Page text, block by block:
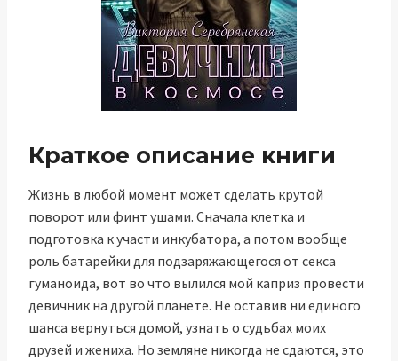
Краткое описание книги
Жизнь в любой момент может сделать крутой
поворот или финт ушами. Сначала клетка и
подготовка к участи инкубатора, а потом вообще
роль батарейки для подзаряжающегося от секса
гуманоида, вот во что вылился мой каприз провести
девичник на другой планете. Не оставив ни единого
шанса вернуться домой, узнать о судьбах моих
друзей и жениха. Но земляне никогда не сдаются, это